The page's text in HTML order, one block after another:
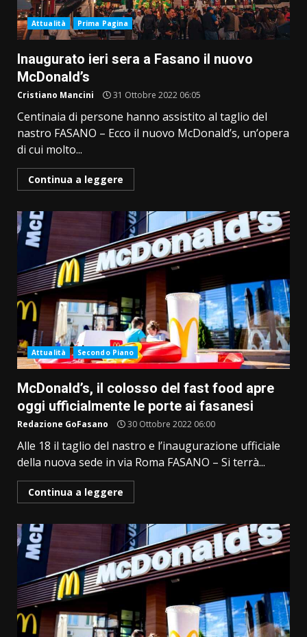
Attualità Prima Pagina
Inaugurato ieri sera a Fasano il nuovo
McDonald’s
Cristiano Mancini 31 Ottobre 2022 06:05
Centinaia di persone hanno assistito al taglio del
nastro FASANO – Ecco il nuovo McDonald’s, un’opera
di cui molto...
Continua a leggere
Attualità Secondo Piano
McDonald’s, il colosso del fast food apre
oggi ufficialmente le porte ai fasanesi
Redazione GoFasano 30 Ottobre 2022 06:00
Alle 18 il taglio del nastro e l’inaugurazione ufficiale
della nuova sede in via Roma FASANO – Si terrà...
Continua a leggere